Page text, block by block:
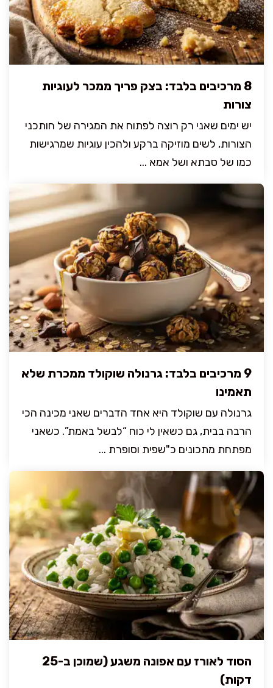
8 מרכיבים בלבד: בצק פריך ממכר לעוגיות
צורות
יש ימים שאני רק רוצה לפתוח את המגירה של חותכני
הצורות, לשים מוזיקה ברקע ולהכין עוגיות שמרגישות
כמו של סבתא ושל אמא ...
9 מרכיבים בלבד: גרנולה שוקולד ממכרת שלא
תאמינו
גרנולה עם שוקולד היא אחד הדברים שאני מכינה הכי
הרבה בבית, גם כשאין לי כוח “לבשל באמת”. כשאני
מפתחת מתכונים כ"שפית וסופרת ...
הסוד לאורז עם אפונה משגע (שמוכן ב-25
דקות)